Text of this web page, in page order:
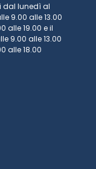
dal lunedì al
9.00 alle 13.00
alle 19.00 e il
9.00 alle 13.00
alle 18.00